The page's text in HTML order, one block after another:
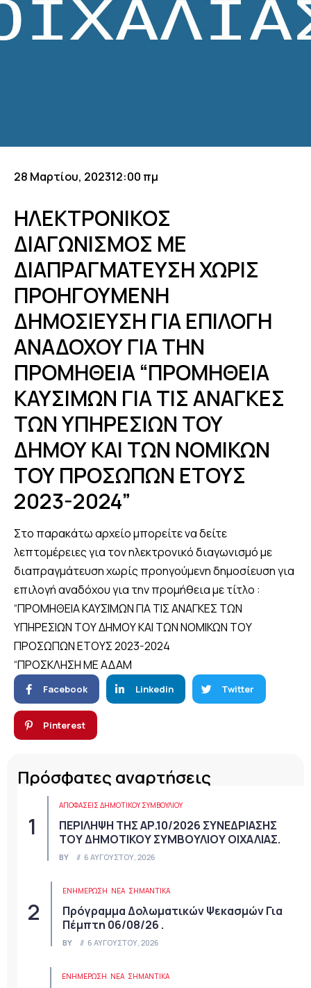
28 Μαρτίου, 202312:00 πμ
ΗΛΕΚΤΡΟΝΙΚΟΣ
ΔΙΑΓΩΝΙΣΜΟΣ ΜΕ
ΔΙΑΠΡΑΓΜΑΤΕΥΣΗ ΧΩΡΙΣ
ΠΡΟΗΓΟΥΜΕΝΗ
ΔΗΜΟΣΙΕΥΣΗ ΓΙΑ ΕΠΙΛΟΓΗ
ΑΝΑΔΟΧΟΥ ΓΙΑ ΤΗΝ
ΠΡΟΜΗΘΕΙΑ “ΠΡΟΜΗΘΕΙΑ
ΚΑΥΣΙΜΩΝ ΓΙΑ ΤΙΣ ΑΝΑΓΚΕΣ
ΤΩΝ ΥΠΗΡΕΣΙΩΝ ΤΟΥ
ΔΗΜΟΥ ΚΑΙ ΤΩΝ ΝΟΜΙΚΩΝ
ΤΟΥ ΠΡΟΣΩΠΩΝ ΕΤΟΥΣ
2023-2024”
Στο παρακάτω αρχείο μπορείτε να δείτε
λεπτομέρειες για τον ηλεκτρονικό διαγωνισμό με
διαπραγμάτευση χωρίς προηγούμενη δημοσίευση για
επιλογή αναδόχου για την προμήθεια με τίτλο :
“ΠΡΟΜΗΘΕΙΑ ΚΑΥΣΙΜΩΝ ΓΙΑ ΤΙΣ ΑΝΑΓΚΕΣ ΤΩΝ
ΥΠΗΡΕΣΙΩΝ ΤΟΥ ΔΗΜΟΥ ΚΑΙ ΤΩΝ ΝΟΜΙΚΩΝ ΤΟΥ
ΠΡΟΣΩΠΩΝ ΕΤΟΥΣ 2023-2024
“ΠΡΟΣΚΛΗΣΗ ΜΕ ΑΔΑΜ
Facebook Linkedin Twitter
Pinterest
Πρόσφατες αναρτήσεις
ΑΠΟΦΆΣΕΙΣ ΔΗΜΟΤΙΚΟΎ ΣΥΜΒΟΥΛΊΟΥ
ΠΕΡΙΛΗΨΗ ΤΗΣ ΑΡ.10/2026 ΣΥΝΕΔΡΙΑΣΗΣ
ΤΟΥ ΔΗΜΟΤΙΚΟΥ ΣΥΜΒΟΥΛΙΟΥ ΟΙΧΑΛΙΑΣ.
BY 6 ΑΥΓΟΎΣΤΟΥ, 2026
ΕΝΗΜΕΡΩΣΗ ΝΈΑ ΣΗΜΑΝΤΙΚΆ
Πρόγραμμα Δολωματικών Ψεκασμών Για
Πέμπτη 06/08/26 .
BY 6 ΑΥΓΟΎΣΤΟΥ, 2026
ΕΝΗΜΕΡΩΣΗ ΝΈΑ ΣΗΜΑΝΤΙΚΆ